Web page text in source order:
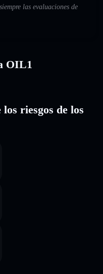
las evaluaciones de
OIL1
riesgos de los